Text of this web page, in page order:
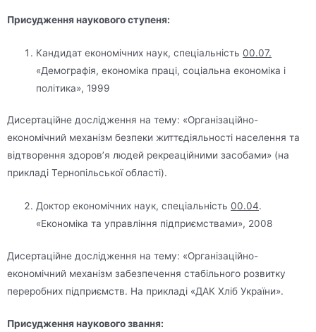
Присудження наукового ступеня:
Кандидат економічних наук, спеціальність00.07.
«Демографія, економіка праці, соціальна економіка і
політика», 1999
Дисертаційне дослідження на тему: «Організаційно-
економічний механізм безпеки життєдіяльності населення та
відтворення здоров’я людей рекреаційними засобами» (на
прикладі Тернопільської області).
Доктор економічних наук, спеціальність00.04.
«Економіка та управління підприємствами», 2008
Дисертаційне дослідження на тему: «Організаційно-
економічний механізм забезпечення стабільного розвитку
переробних підприємств. На прикладі «ДАК Хліб України».
Присудження наукового звання: